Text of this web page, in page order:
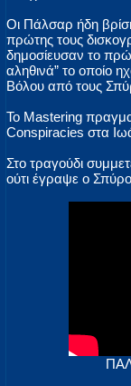
Οι Πάλσαρ ήδη
πρώτης τους
δημοσίευσαν το
αληθινά” το οποίο
Βόλου από τους
Το Mastering
Conspiracies στα
Στο τραγούδι
ούτι έγραψε ο